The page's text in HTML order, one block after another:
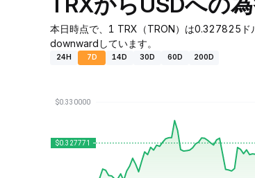
本日時点で、1 TRX（TRON）は0.327825
downwardしています。
24H 7D 14D 30D 60D 200D